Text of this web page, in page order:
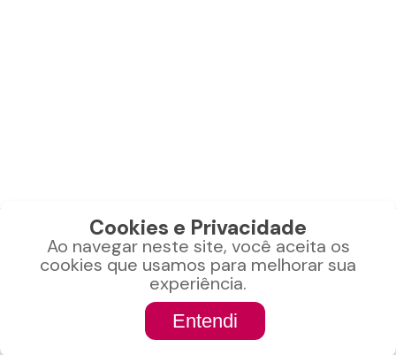
(0)
CONTATO
CNPJ: 22.040.990/0001-24
Cookies e Privacidade
Ao navegar neste site, você aceita os
cookies que usamos para melhorar sua
experiência.
Entendi